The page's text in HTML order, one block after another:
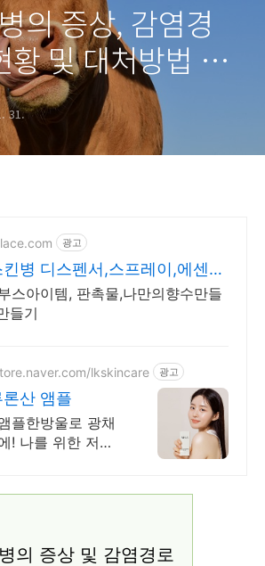
의 증상, 감염경
황 및 대처방법 A-
31.
광고
병 디스펜서,스프레이,에센스
스아이템, 판촉물,나만의향수만들
들기
lkskincare 광고
산 앰플
플한방울로 광채
! 나를 위한 저자
의 증상 및 감염경로